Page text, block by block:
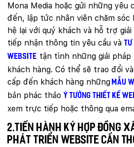
Mona Media hoặc gửi những yêu
đến, lập tức nhân viên chăm sóc
hệ lại với quý khách và hỗ trợ
tiếp nhận thông tin yêu cầu và
website tận tình những giải
khách hàng. Có thể sẽ trao đổi
cấp đến khách hàng những mẫu
bản phác thảo ý tưởng thiết kế
xem trực tiếp hoặc thông qua
2.Tiến hành ký hợp đồng
phát triển website Cần